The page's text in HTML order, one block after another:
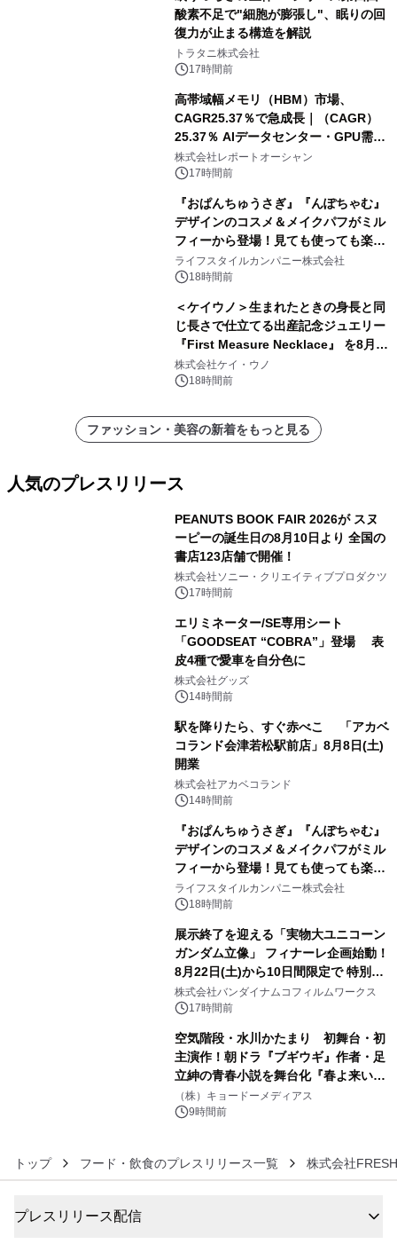
酸素不足で"細胞が膨張し"、眠りの回
復力が止まる構造を解説
トラタニ株式会社
17時間前
高帯域幅メモリ（HBM）市場、
CAGR25.37％で急成長｜（CAGR）
25.37％ AIデータセンター・GPU需要
拡大が2035年の市場成長を牽引
株式会社レポートオーシャン
17時間前
『おぱんちゅうさぎ』『んぽちゃむ』
デザインのコスメ＆メイクパフがミル
フィーから登場！見ても使っても楽し
い、ポップでキュートなコレクショ
ン。
ライフスタイルカンパニー株式会社
18時間前
＜ケイウノ＞生まれたときの身長と同
じ長さで仕立てる出産記念ジュエリー
『First Measure Necklace』 を8月14
日(金)に発売
株式会社ケイ・ウノ
18時間前
ファッション・美容の新着をもっと見る
人気のプレスリリース
PEANUTS BOOK FAIR 2026が スヌ
ーピーの誕生日の8月10日より 全国の
書店123店舗で開催！
株式会社ソニー・クリエイティブプロダクツ
17時間前
エリミネーター/SE専用シート
「GOODSEAT “COBRA”」登場 表
皮4種で愛車を自分色に
株式会社グッズ
14時間前
駅を降りたら、すぐ赤べこ 「アカベ
コランド会津若松駅前店」8月8日(土)
開業
株式会社アカベコランド
14時間前
『おぱんちゅうさぎ』『んぽちゃむ』
デザインのコスメ＆メイクパフがミル
フィーから登場！見ても使っても楽し
い、ポップでキュートなコレクショ
ン。
ライフスタイルカンパニー株式会社
18時間前
展示終了を迎える「実物大ユニコーン
ガンダム立像」 フィナーレ企画始動！
8月22日(土)から10日間限定で 特別映
像『UNICORN GUNDAM Statue ―
BEYOND POSSIBILITY ―』を上映！
株式会社バンダイナムコフィルムワークス
17時間前
空気階段・水川かたまり 初舞台・初
主演作！朝ドラ『ブギウギ』作者・足
立紳の青春小説を舞台化『春よ来い、
マジで来い』キービジュアル解禁！
（株）キョードーメディアス
9時間前
トップ フード・飲食のプレスリリース一覧 株式会社
プレスリリース配信